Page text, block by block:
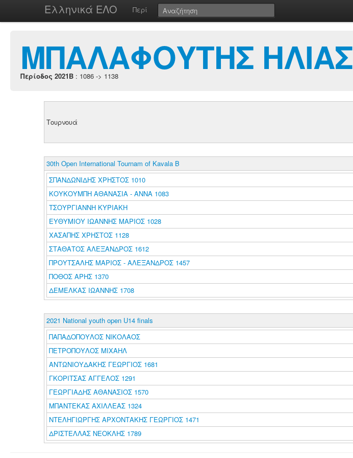
Ελληνικά ΕΛΟ Περί
ΜΠΑΛΑΦΟΥΤΗΣ ΗΛΙΑΣ
Περίοδος 2021B : 1086 -> 1138
Τουρνουά
30th Open International Tournam of Kavala B
ΣΠΑΝΔΩΝΙΔΗΣ ΧΡΗΣΤΟΣ 1010
ΚΟΥΚΟΥΜΠΗ ΑΘΑΝΑΣΙΑ - ΑΝΝΑ 1083
ΤΣΟΥΡΓΙΑΝΝΗ ΚΥΡΙΑΚΗ
ΕΥΘΥΜΙΟΥ ΙΩΑΝΝΗΣ ΜΑΡΙΟΣ 1028
ΧΑΣΑΠΗΣ ΧΡΗΣΤΟΣ 1128
ΣΤΑΘΑΤΟΣ ΑΛΕΞΑΝΔΡΟΣ 1612
ΠΡΟΥΤΣΑΛΗΣ ΜΑΡΙΟΣ - ΑΛΕΞΑΝΔΡΟΣ 1457
ΠΟΘΟΣ ΑΡΗΣ 1370
ΔΕΜΕΛΚΑΣ ΙΩΑΝΝΗΣ 1708
2021 National youth open U14 finals
ΠΑΠΑΔΟΠΟΥΛΟΣ ΝΙΚΟΛΑΟΣ
ΠΕΤΡΟΠΟΥΛΟΣ ΜΙΧΑΗΛ
ΑΝΤΩΝΙΟΥΔΑΚΗΣ ΓΕΩΡΓΙΟΣ 1681
ΓΚΟΡΙΤΣΑΣ ΑΓΓΕΛΟΣ 1291
ΓΕΩΡΓΙΑΔΗΣ ΑΘΑΝΑΣΙΟΣ 1570
ΜΠΑΝΤΕΚΑΣ ΑΧΙΛΛΕΑΣ 1324
ΝΤΕΛΗΓΙΩΡΓΗΣ ΑΡΧΟΝΤΑΚΗΣ ΓΕΩΡΓΙΟΣ 1471
ΔΡΙΣΤΕΛΛΑΣ ΝΕΟΚΛΗΣ 1789